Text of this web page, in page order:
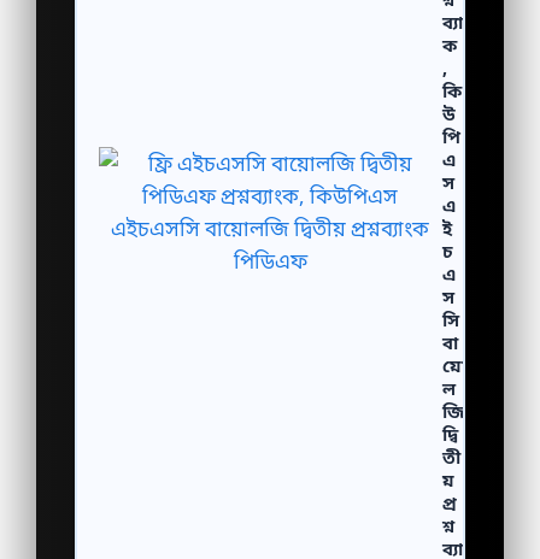
ব্যাং
ক
,
কি
উ
পি
এ
স
এ
ই
চ
এ
স
সি
বা
য়ো
ল
জি
দ্বি
তী
য়
প্র
শ্ন
ব্যাং